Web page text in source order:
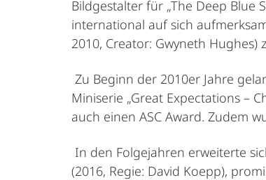
Bildgestalter für „The Deep Blue
international auf sich
2010, Creator: Gwyneth
Zu Beginn der 2010er Jahre
Miniserie „Great Expectations –
auch einen ASC Award. Zudem
In den Folgejahren erweiterte
(2016, Regie: David Koepp),